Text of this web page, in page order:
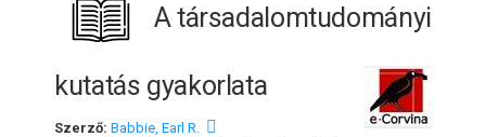
A társadalomtudományi
kutatás gyakorlata
Szerző: Babbie, Earl R.